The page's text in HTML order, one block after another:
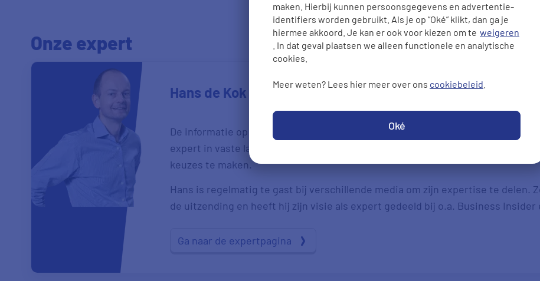
maken. Hierbij kunnen persoonsgegevens en advertentie-
identifiers worden gebruikt. Als je op “Oké” klikt, dan ga je
hiermee akkoord. Je kan er ook voor kiezen om te weigeren
. In dat geval plaatsen we alleen functionele en analytische
cookies.
Meer weten? Lees hier meer over ons cookiebeleid
Oké
Onze expert
Hans de Kok
De informatie op deze pagina is gecontroleerd door onze expert Hans de Kok.
expert in vaste lasten. Met zijn kennis over energie, verzekeringen en andere
keuzes te maken.
Hans is regelmatig te gast bij verschillende media om zijn expertise te delen.
de uitzending en heeft hij zijn visie als expert gedeeld bij o.a. Business Insider
Ga naar de expertpagina